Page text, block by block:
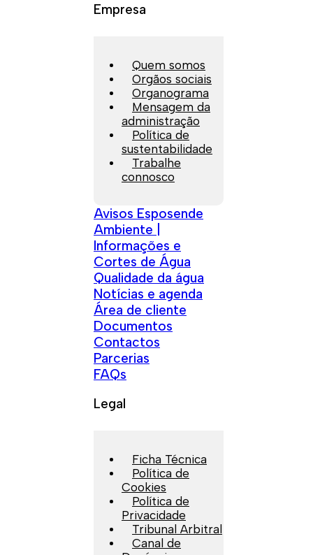
Empresa
Quem somos
Orgãos sociais
Organograma
Mensagem da
administração
Política de
sustentabilidade
Trabalhe
connosco
Avisos Esposende
Ambiente |
Informações e
Cortes de Água
Qualidade da água
Notícias e agenda
Área de cliente
Documentos
Contactos
Parcerias
FAQs
Legal
Ficha Técnica
Política de
Cookies
Política de
Privacidade
Tribunal Arbitral
Canal de